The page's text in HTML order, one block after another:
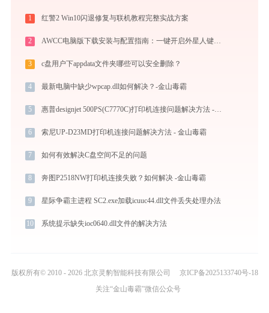
1 红警2 Win10闪退修复与联机教程完整实战方案
2 AWCC电脑版下载安装与配置指南：一键开启外星人键盘灯效与风扇控制
3 c盘用户下appdata文件夹哪些可以安全删除？
4 最新电脑中缺少wpcap.dll如何解决？-金山毒霸
5 惠普designjet 500PS(C7770C)打印机连接问题解决方法 -金山毒霸
6 索尼UP-D23MD打印机连接问题解决方法 - 金山毒霸
7 如何有效解决C盘空间不足的问题
8 奔图P2518NW打印机连接失败？如何解决 -金山毒霸
9 星际争霸主进程 SC2.exe加载icuuc44.dll文件丢失处理办法
10 系统提示缺失ioc0640.dll文件的解决方法
版权所有© 2010 - 2026 北京灵豹智能科技有限公司
京ICP备2025133740号-18
关注“金山毒霸”微信公众号